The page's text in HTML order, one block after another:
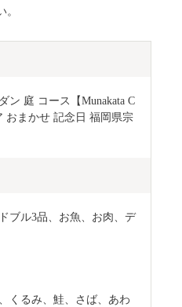
ン 庭 コース【Munakata C
おまかせ 記念日 福岡県宗
ブル3品、お魚、お肉、デ
くるみ、鮭、さば、あわ